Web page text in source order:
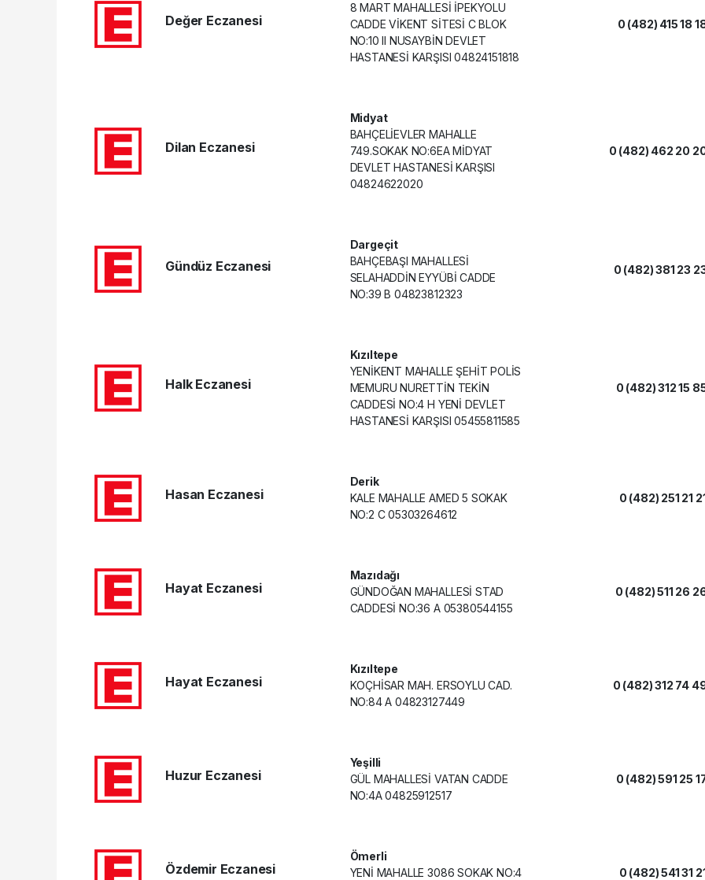
Değer Eczanesi
8 MART MAHALLESİ İPEKYOLU
CADDE VİKENT SİTESİ C BLOK
NO:10 II NUSAYBİN DEVLET
HASTANESİ KARŞISI 04824151818
0 (482) 415 18
Dilan Eczanesi
Midyat
BAHÇELİEVLER MAHALLE
749.SOKAK NO:6EA MİDYAT
DEVLET HASTANESİ KARŞISI
04824622020
0 (482) 462 20
Gündüz Eczanesi
Dargeçit
BAHÇEBAŞI MAHALLESİ
SELAHADDİN EYYÜBİ CADDE
NO:39 B 04823812323
0 (482) 381 23
Halk Eczanesi
Kızıltepe
YENİKENT MAHALLE ŞEHİT POLİS
MEMURU NURETTİN TEKİN
CADDESİ NO:4 H YENİ DEVLET
HASTANESİ KARŞISI 05455811585
0 (482) 312 15
Hasan Eczanesi
Derik
KALE MAHALLE AMED 5 SOKAK
NO:2 C 05303264612
0 (482) 251 21
Hayat Eczanesi
Mazıdağı
GÜNDOĞAN MAHALLESİ STAD
CADDESİ NO:36 A 05380544155
0 (482) 511 26
Hayat Eczanesi
Kızıltepe
KOÇHİSAR MAH. ERSOYLU CAD.
NO:84 A 04823127449
0 (482) 312 74
Huzur Eczanesi
Yeşilli
GÜL MAHALLESİ VATAN CADDE
NO:4A 04825912517
0 (482) 591 25
Özdemir Eczanesi
Ömerli
YENİ MAHALLE 3086 SOKAK NO:4
0 (482) 541 31